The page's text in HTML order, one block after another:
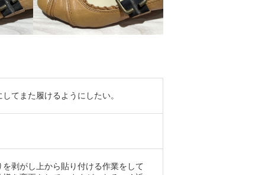
てまた履けるようにしたい。
剥がし上から貼り付ける作業をして